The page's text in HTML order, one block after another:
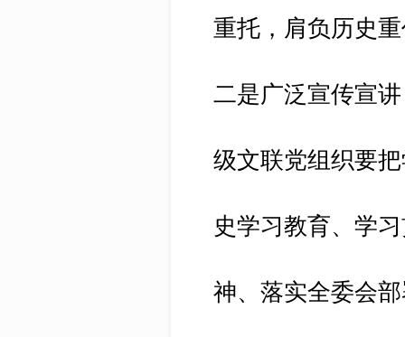
重托，肩负历史
二是广泛宣传宣
级文联党组织要
史学习教育、学
神、落实全委会